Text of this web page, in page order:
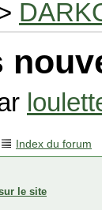
Index du forum
le site